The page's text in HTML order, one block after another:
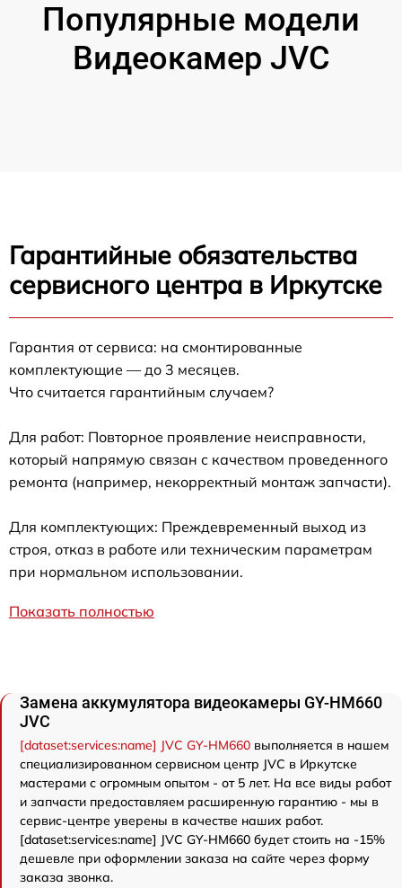
Популярные модели
Видеокамер JVC
Гарантийные обязательства
сервисного центра в Иркутске
Гарантия от сервиса: на смонтированные
комплектующие — до 3 месяцев.
Что считается гарантийным случаем?
Для работ: Повторное проявление неисправности,
который напрямую связан с качеством проведенного
ремонта (например, некорректный монтаж запчасти).
Для комплектующих: Преждевременный выход из
строя, отказ в работе или техническим параметрам
при нормальном использовании.
Показать полностью
Замена аккумулятора видеокамеры GY-HM660
JVC
[dataset:services:name] JVC GY-HM660 выполняется в нашем
специализированном сервисном центр JVC в Иркутске
мастерами с огромным опытом - от 5 лет. На все виды работ
и запчасти предоставляем расширенную гарантию - мы в
сервис-центре уверены в качестве наших работ.
[dataset:services:name] JVC GY-HM660 будет стоить на -15%
дешевле при оформлении заказа на сайте через форму
заказа звонка.